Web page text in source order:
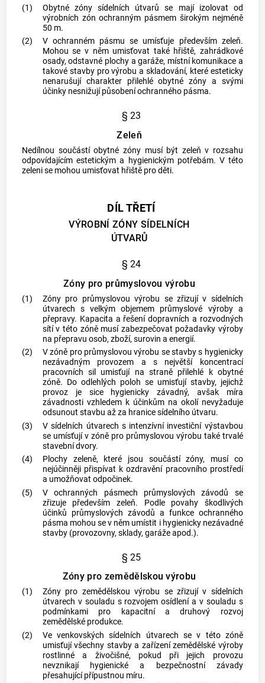
(1)
Obytné zóny sídelních útvarů se mají izolovat od
výrobních zón ochranným pásmem širokým nejméně
50 m.
(2)
V ochranném pásmu se umísťuje především zeleň.
Mohou se v něm umisťovat také hřiště, zahrádkové
osady, odstavné plochy a garáže, místní komunikace a
takové stavby pro výrobu a skladování, které esteticky
nenarušují charakter přilehlé obytné zóny a svými
účinky nesnižují působení ochranného pásma.
§ 23
Zeleň
Nedílnou součástí obytné zóny musí být zeleň v rozsahu
odpovídajícím estetickým a hygienickým potřebám. V této
zeleni se mohou umisťovat hřiště pro děti.
DÍL TŘETÍ
VÝROBNÍ ZÓNY SÍDELNÍCH
ÚTVARŮ
§ 24
Zóny pro průmyslovou výrobu
(1)
Zóny pro průmyslovou výrobu se zřizují v sídelních
útvarech s velkým objemem průmyslové výroby a
přepravy. Kapacita a řešení dopravních a rozvodných
sítí v této zóně musí zabezpečovat požadavky výroby
na přepravu osob, zboží, surovin a energií.
(2)
V zóně pro průmyslovou výrobu se stavby s hygienicky
nezávadným provozem a s největší koncentrací
pracovních sil umisťují na straně přilehlé k obytné
zóně. Do odlehlých poloh se umisťují stavby, jejichž
provoz je sice hygienicky závadný, avšak míra
závadnosti vzhledem k účinkům na okolí nevyžaduje
odsunout stavbu až za hranice sídelního útvaru.
(3)
V sídelních útvarech s intenzívní investiční výstavbou
se umísťují v zóně pro průmyslovou výrobu také trvalé
stavební dvory.
(4)
Plochy zeleně, které jsou součástí zóny, musí co
nejúčinněji přispívat k ozdravění pracovního prostředí
a umožňovat odpočinek.
(5)
V ochranných pásmech průmyslových závodů se
zřizuje především zeleň. Podle povahy škodlivých
účinků průmyslových závodů a funkce ochranného
pásma mohou se v něm umístit i hygienicky nezávadné
stavby (provozovny, sklady, garáže apod.).
§ 25
Zóny pro zemědělskou výrobu
(1)
Zóny pro zemědělskou výrobu se zřizují v sídelních
útvarech v souladu s rozvojem osídlení a v souladu s
podmínkami pro kapacitní a druhový rozvoj
zemědělské produkce.
(2)
Ve venkovských sídelních útvarech se v této zóně
umisťují všechny stavby a zařízení zemědělské výroby
rostlinné a živočišné, pokud při jejich provozu
nevznikají hygienické a bezpečnostní závady
přesahující přípustnou míru.